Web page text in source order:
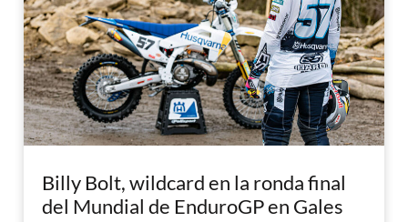
Billy Bolt, wildcard en la ronda final
del Mundial de EnduroGP en Gales